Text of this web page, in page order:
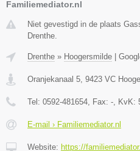
Familiemediator.nl
Niet gevestigd in de plaats
Drenthe.
Drenthe » Hoogersmilde |
Oranjekanaal 5 9423 VC
Tel: 0592-481654 , Fax: - , KvK:
E-mail › Familiemediator.nl
Website: https://